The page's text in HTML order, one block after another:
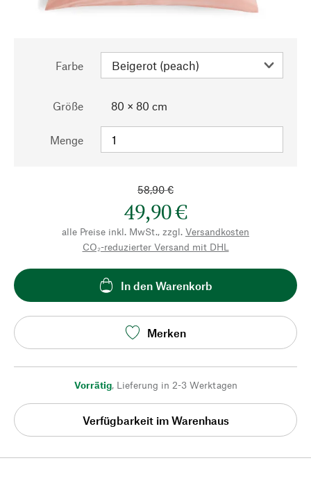
Farbe
Größe 80 × 80 cm
Menge
58,90 €
49,90 €
alle Preise inkl. MwSt., zzgl. Versandkosten
CO₂-reduzierter Versand mit DHL
In den Warenkorb
Merken
Vorrätig, Lieferung in 2-3 Werktagen
Verfügbarkeit im Warenhaus